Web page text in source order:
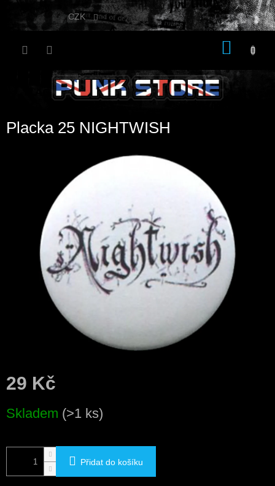
Přejít
CZK
Placka 25 NIGHTWISH
29 Kč
cena:
Skladem (>1 ks)
Přidat do košíku